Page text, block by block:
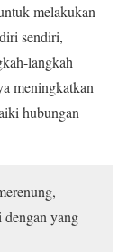
melakukan
sendiri,
langkah
meningkatkan
hubungan
dengan yang